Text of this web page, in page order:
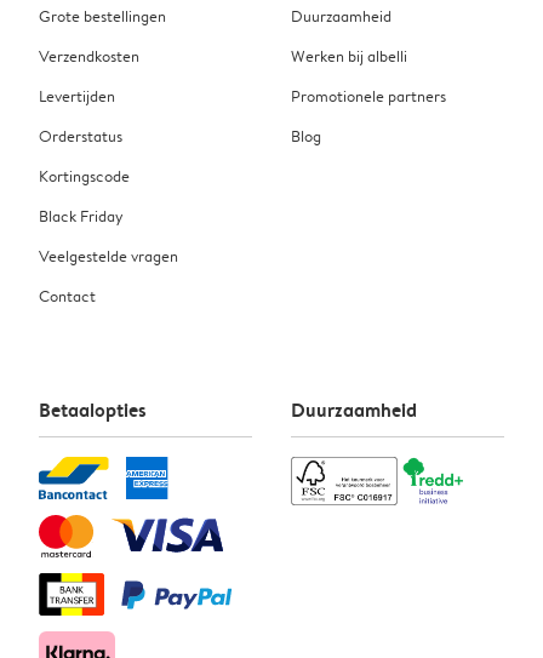
Grote bestellingen
Verzendkosten
Levertijden
Orderstatus
Kortingscode
Black Friday
Veelgestelde vragen
Contact
Duurzaamheid
Werken bij albelli
Promotionele partners
Blog
Betaalopties Duurzaamheid